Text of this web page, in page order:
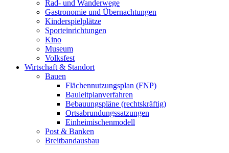
Rad- und Wanderwege
Gastronomie und Übernachtungen
Kinderspielplätze
Sporteinrichtungen
Kino
Museum
Volksfest
Wirtschaft & Standort
Bauen
Flächennutzungsplan (FNP)
Bauleitplanverfahren
Bebauungspläne (rechtskräftig)
Ortsabrundungssatzungen
Einheimischenmodell
Post & Banken
Breitbandausbau